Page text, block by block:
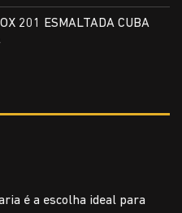
201 ESMALTADA CUBA
é a escolha ideal para